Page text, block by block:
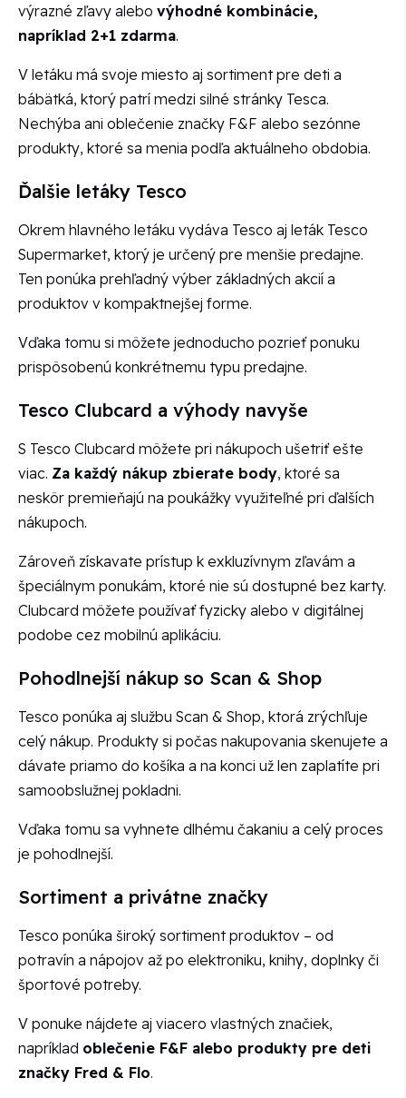
výrazné zľavy alebo výhodné kombinácie,
napríklad 2+1 zdarma.
V letáku má svoje miesto aj sortiment pre deti a
bábätká, ktorý patrí medzi silné stránky Tesca.
Nechýba ani oblečenie značky F&F alebo sezónne
produkty, ktoré sa menia podľa aktuálneho obdobia.
Ďalšie letáky Tesco
Okrem hlavného letáku vydáva Tesco aj leták Tesco
Supermarket, ktorý je určený pre menšie predajne.
Ten ponúka prehľadný výber základných akcií a
produktov v kompaktnejšej forme.
Vďaka tomu si môžete jednoducho pozrieť ponuku
prispôsobenú konkrétnemu typu predajne.
Tesco Clubcard a výhody navyše
S Tesco Clubcard môžete pri nákupoch ušetriť ešte
viac. Za každý nákup zbierate body, ktoré sa
neskôr premieňajú na poukážky využiteľné pri ďalších
nákupoch.
Zároveň získavate prístup k exkluzívnym zľavám a
špeciálnym ponukám, ktoré nie sú dostupné bez karty.
Clubcard môžete používať fyzicky alebo v digitálnej
podobe cez mobilnú aplikáciu.
Pohodlnejší nákup so Scan & Shop
Tesco ponúka aj službu Scan & Shop, ktorá zrýchľuje
celý nákup. Produkty si počas nakupovania skenujete a
dávate priamo do košíka a na konci už len zaplatíte pri
samoobslužnej pokladni.
Vďaka tomu sa vyhnete dlhému čakaniu a celý proces
je pohodlnejší.
Sortiment a privátne značky
Tesco ponúka široký sortiment produktov – od
potravín a nápojov až po elektroniku, knihy, doplnky či
športové potreby.
V ponuke nájdete aj viacero vlastných značiek,
napríklad oblečenie F&F alebo produkty pre deti
značky Fred & Flo.